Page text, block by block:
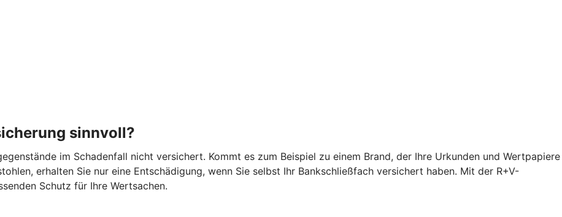
sinnvoll?
im Schadenfall nicht versichert. Kommt es zum Beispiel zu einem Brand, der Ihre Urkunden und Wertpapiere
erhalten Sie nur eine Entschädigung, wenn Sie selbst Ihr Bankschließfach versichert haben. Mit der R+V-
Schutz für Ihre Wertsachen.